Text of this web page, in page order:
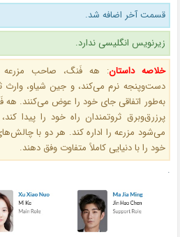
قسمت آخر اضافه شد.
زیرنویس انگلیسی ندارد.
خلاصه داستان: هه فَنگ، صاحب مزرعه
دست‌وپنجه نرم می‌کند، و جین شیاو، وارث
به‌طور اتفاقی جای خود را عوض می‌کنند. هه
پرزرق‌وبرق ثروتمندان راه خود را پیدا
می‌شود مزرعه را اداره کند. هر دو با
خود را با دنیایی کاملاً متفاوت وفق دهند.
.